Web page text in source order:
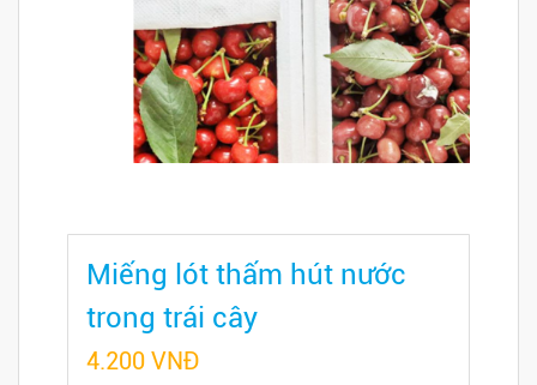
Miếng lót thấm hút nước
trong trái cây
4.200 VNĐ